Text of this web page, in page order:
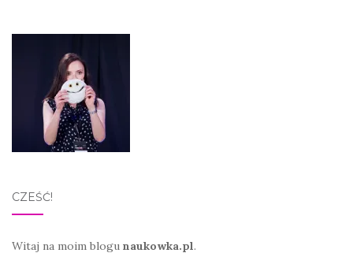
CZEŚĆ!
Witaj na moim blogu naukowka.pl.